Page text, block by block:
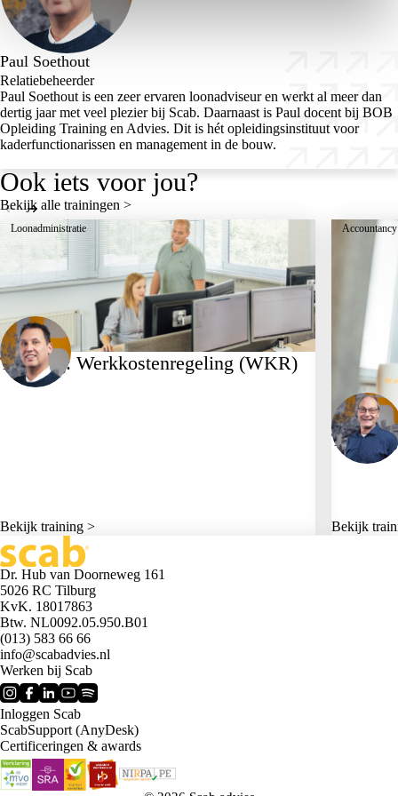
Paul Soethout is een zeer ervaren loonadviseur en werkt al meer dan
dertig jaar met veel plezier bij Scab. Daarnaast is Paul docent bij BOB
Opleiding Training en Advies. Dit is hét opleidingsinstituut voor
kaderfunctionarissen en management in de bouw.
Paul Soethout
Relatiebeheerder
Ook iets voor jou?
Bekijk alle trainingen >
Loonadministratie
Training: Werkkostenregeling (WKR)
Bekijk training >
Accountancy
Bekijk
Dr. Hub van Doorneweg 161
5026 RC Tilburg
KvK. 18017863
Btw. NL0092.05.950.B01
(013) 583 66 66
info@scabadvies.nl
Werken bij Scab
Inloggen Scab
ScabSupport (AnyDesk)
Certificeringen & awards